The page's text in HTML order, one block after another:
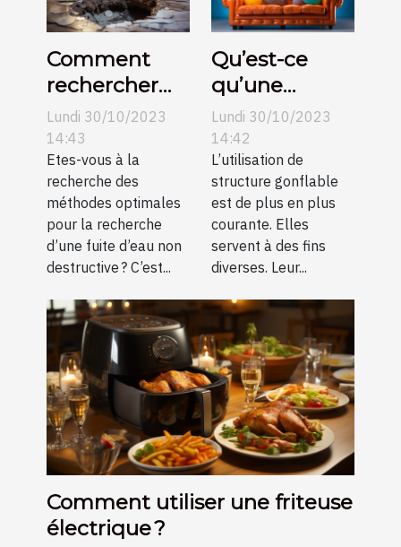
Comment
rechercher
une fuite
d’eau non
destructive ?
Lundi 30/10/2023
14:43
Etes-vous à la
recherche des
méthodes optimales
pour la recherche
d’une fuite d’eau non
destructive ? C’est...
Qu’est-ce
qu’une
structure
gonflable ?
Lundi 30/10/2023
14:42
L’utilisation de
structure gonflable
est de plus en plus
courante. Elles
servent à des fins
diverses. Leur...
Comment utiliser une friteuse
électrique ?